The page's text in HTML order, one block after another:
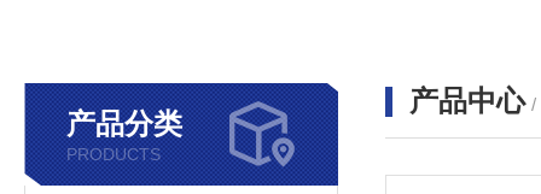
产品分类
PRODUCTS
产品中心 /